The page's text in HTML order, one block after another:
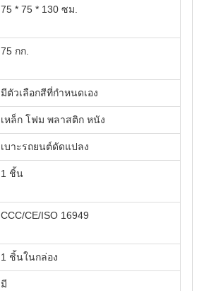
75 * 75 * 130 ซม.
75 กก.
มีตัวเลือกสีที่กำหนดเอง
เหล็ก โฟม พลาสติก หนัง
เบาะรถยนต์ดัดแปลง
1 ชิ้น
CCC/CE/ISO 16949
1 ชิ้นในกล่อง
มี